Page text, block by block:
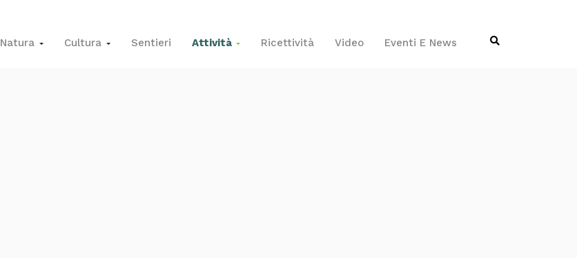
Natura Cultura Sentieri Attività Ricettività Video Eventi E News